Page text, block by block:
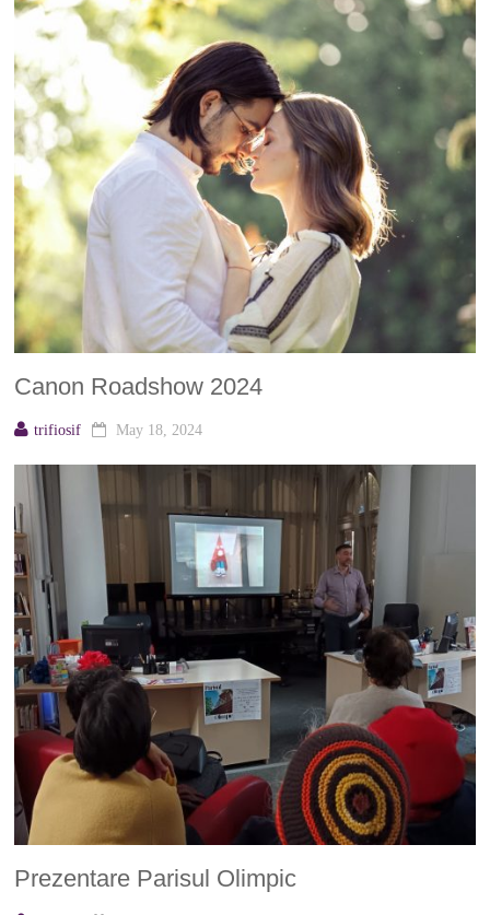
Canon Roadshow 2024
trifiosif May 18, 2024
Prezentare Parisul Olimpic